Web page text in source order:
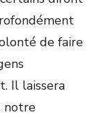
de faire
Il laissera
notre